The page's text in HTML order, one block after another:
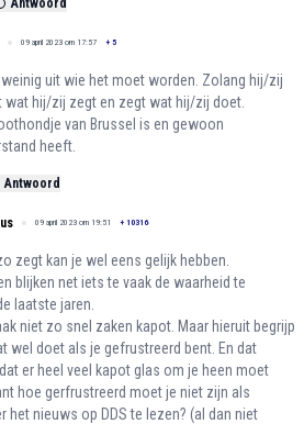
Antwoord
09 april 2023 om 17:57 + 5
weinig uit wie het moet worden. Zolang hij/zij
wat hij/zij zegt en zegt wat hij/zij doet.
van Brussel is en gewoon
heeft.
Antwoord
09 april 2023 om 19:51 + 10316
zegt kan je wel eens gelijk hebben.
blijken net iets te vaak de waarheid te
laatste jaren.
niet zo snel zaken kapot. Maar hieruit begrijp
wel doet als je gefrustreerd bent. En dat
er heel veel kapot glas om je heen moet
hoe gerfrustreerd moet je niet zijn als
het nieuws op DDS te lezen? (al dan niet